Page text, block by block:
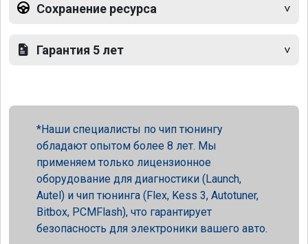
Сохранение ресурса
Гарантия 5 лет
Наши специалисты по чип тюнингу
обладают опытом более 8 лет. Мы
применяем только лицензионное
оборудование для диагностики (Launch,
Autel) и чип тюнинга (Flex, Kess 3, Autotuner,
Bitbox, PCMFlash), что гарантирует
безопасность для электроники вашего авто.